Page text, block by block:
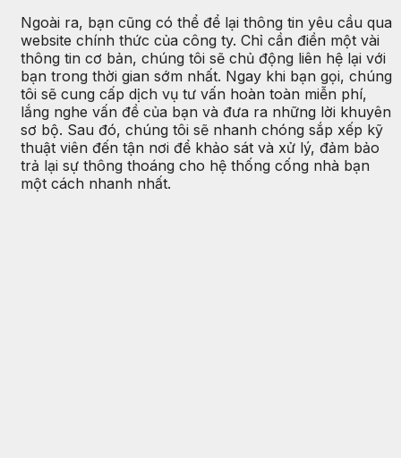
Ngoài ra, bạn cũng có thể để lại thông tin yêu cầu qua
website chính thức của công ty. Chỉ cần điền một vài
thông tin cơ bản, chúng tôi sẽ chủ động liên hệ lại với
bạn trong thời gian sớm nhất. Ngay khi bạn gọi, chúng
tôi sẽ cung cấp dịch vụ tư vấn hoàn toàn miễn phí,
lắng nghe vấn đề của bạn và đưa ra những lời khuyên
sơ bộ. Sau đó, chúng tôi sẽ nhanh chóng sắp xếp kỹ
thuật viên đến tận nơi để khảo sát và xử lý, đảm bảo
trả lại sự thông thoáng cho hệ thống cống nhà bạn
một cách nhanh nhất.